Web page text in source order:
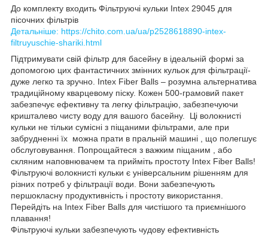
До комплекту входить Фільтруючі кульки Intex 29045 для
пісочних фільтрів
Детальніше: https://chito.com.ua/ua/p2528618890-intex-
filtruyuschie-shariki.html
Підтримувати свій фільтр для басейну в ідеальній формі за
допомогою цих фантастичних змінних кульок для фільтрації-
дуже легко та зручно. Intex Fiber Balls – розумна альтернатива
традиційному кварцевому піску. Кожен 500-грамовий пакет
забезпечує ефективну та легку фільтрацію, забезпечуючи
кришталево чисту воду для вашого басейну. Ці волокнисті
кульки не тільки сумісні з піщаними фільтрами, але при
забрудненні їх можна прати в пральній машині , що полегшує
обслуговування. Попрощайтеся з важким піщаним , або
скляним наповнювачем та прийміть простоту Intex Fiber Balls!
Фільтруючі волокнисті кульки є універсальним рішенням для
різних потреб у фільтрації води. Вони забезпечують
першокласну продуктивність і простоту використання.
Перейдіть на Intex Fiber Balls для чистішого та приємнішого
плавання!
Фільтруючі кульки забезпечують чудову ефективність